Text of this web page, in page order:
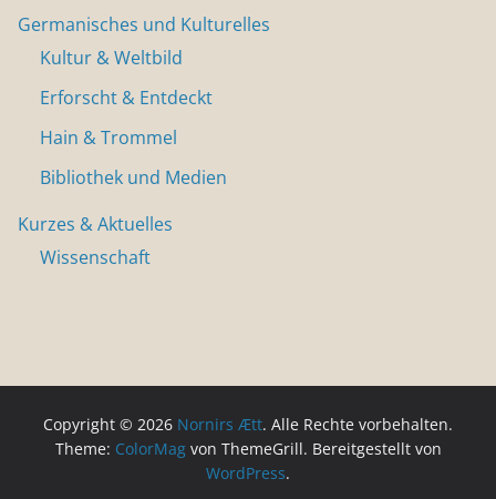
Germanisches und Kulturelles
Kultur & Weltbild
Erforscht & Entdeckt
Hain & Trommel
Bibliothek und Medien
Kurzes & Aktuelles
Wissenschaft
Copyright © 2026 Nornirs Ætt. Alle Rechte vorbehalten.
Theme: ColorMagvon ThemeGrill. Bereitgestellt von
WordPress.